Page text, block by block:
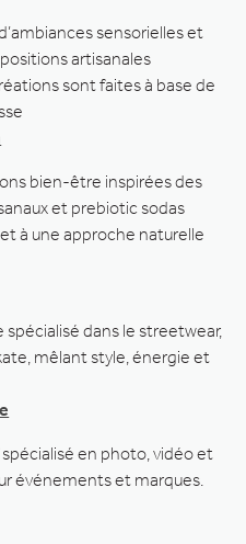
sensorielles et
artisanales
sont faites à base de
bien-être inspirées des
et prebiotic sodas
à une approche naturelle
dans le streetwear,
mêlant style, énergie et
en photo, vidéo et
événements et marques.